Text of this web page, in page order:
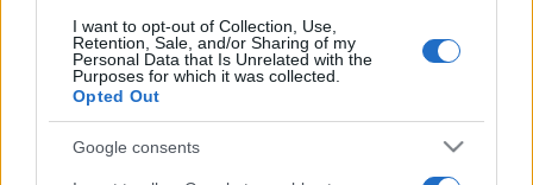
I want to opt-out of Collection, Use,
Retention, Sale, and/or Sharing of my
Personal Data that Is Unrelated with the
Purposes for which it was collected.
Opted Out
Google consents